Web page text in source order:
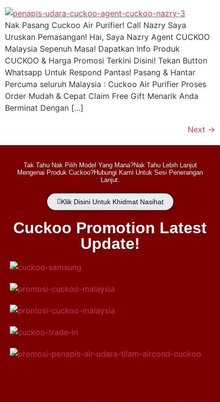
Nak Pasang Cuckoo Air Purifier! Call Nazry Saya
Uruskan Pemasangan! Hai, Saya Nazry Agent CUCKOO
Malaysia Sepenuh Masa! Dapatkan Info Produk
CUCKOO & Harga Promosi Terkini Disini! Tekan Button
Whatsapp Untuk Respond Pantas! Pasang & Hantar
Percuma seluruh Malaysia : Cuckoo Air Purifier Proses
Order Mudah & Cepat Claim Free Gift Menarik Anda
Berminat Dengan […]
Next →
Tak Tahu Nak Pilih Model Yang Mana?Nak Tahu Lebih Lanjut
Mengenai Produk Cuckoo?Hubungi Kami Untuk Sesi Penerangan
Lanjut.
Klik Disini Untuk Khidmat Nasihat
Cuckoo Promotion Latest
Update!